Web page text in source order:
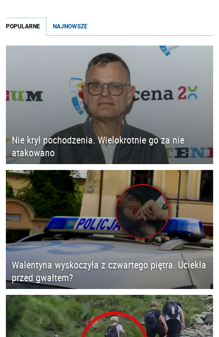
POPULARNE NAJNOWSZE
Nie krył pochodzenia. Wielokrotnie go za nie
atakowano
Walentyna wyskoczyła z czwartego piętra. Uciekła
przed gwałtem?